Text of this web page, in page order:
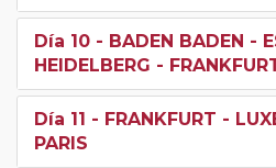
Día 10 - BADEN BADEN -
HEIDELBERG -
Día 11 - FRANKFURT -
PARIS